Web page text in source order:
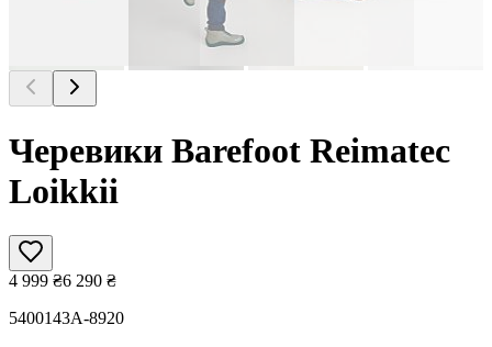
Черевики Barefoot Reimatec
Loikkii
4 999 ₴6 290 ₴
5400143A-8920